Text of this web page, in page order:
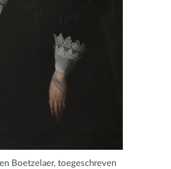
Boetzelaer, toegeschreven